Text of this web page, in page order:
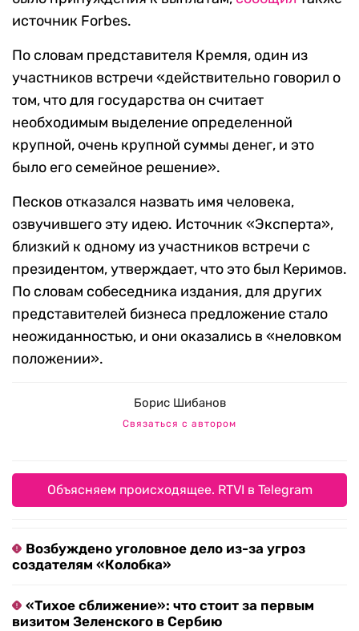
источник Forbes.
По словам представителя Кремля, один из
участников встречи «действительно говорил о
том, что для государства он считает
необходимым выделение определенной
крупной, очень крупной суммы денег, и это
было его семейное решение».
Песков отказался назвать имя человека,
озвучившего эту идею. Источник «Эксперта»,
близкий к одному из участников встречи с
президентом, утверждает, что это был Керимов.
По словам собеседника издания, для других
представителей бизнеса предложение стало
неожиданностью, и они оказались в «неловком
положении».
Борис Шибанов
Связаться с автором
Объясняем происходящее. RTVI в Telegram
Возбуждено уголовное дело из-за угроз
создателям «Колобка»
«Тихое сближение»: что стоит за первым
визитом Зеленского в Сербию